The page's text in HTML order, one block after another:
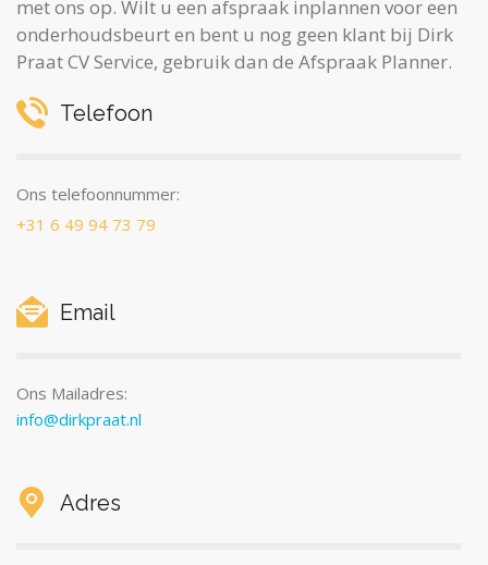
met ons op. Wilt u een afspraak inplannen voor een
onderhoudsbeurt en bent u nog geen klant bij Dirk
Praat CV Service, gebruik dan de Afspraak Planner.
Telefoon
Ons telefoonnummer:
+31 6 49 94 73 79
Email
Ons Mailadres:
info@dirkpraat.nl
Adres